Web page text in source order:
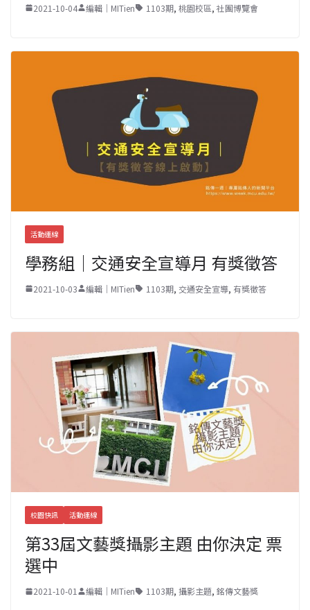
2021-10-04 編輯｜MITien 1103期, 桃園校區, 社團博覽會
活動連線
學務組｜交通安全宣導月 有獎徵答
2021-10-03 編輯｜MITien 1103期, 交通安全宣導, 有獎徵答
校園快訊 活動連線
第33屆文藝獎攝影主題 由你決定 票
選中
2021-10-01 編輯｜MITien 1103期, 攝影主題, 銘傳文藝獎